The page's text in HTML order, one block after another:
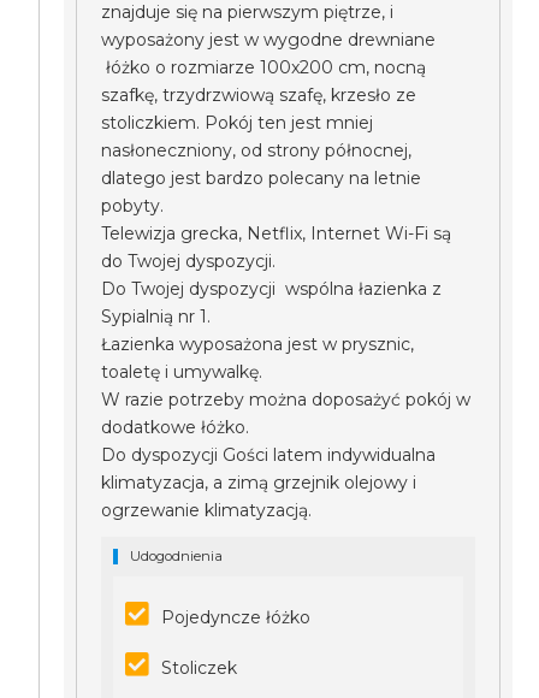
znajduje się na pierwszym piętrze, i
wyposażony jest w wygodne drewniane
łóżko o rozmiarze 100x200 cm, nocną
szafkę, trzydrzwiową szafę, krzesło ze
stoliczkiem. Pokój ten jest mniej
nasłoneczniony, od strony północnej,
dlatego jest bardzo polecany na letnie
pobyty.
Telewizja grecka, Netflix, Internet Wi-Fi są
do Twojej dyspozycji.
Do Twojej dyspozycji wspólna łazienka z
Sypialnią nr 1.
Łazienka wyposażona jest w prysznic,
toaletę i umywalkę.
W razie potrzeby można doposażyć pokój w
dodatkowe łóżko.
Do dyspozycji Gości latem indywidualna
klimatyzacja, a zimą grzejnik olejowy i
ogrzewanie klimatyzacją.
Udogodnienia
Pojedyncze łóżko
Stoliczek